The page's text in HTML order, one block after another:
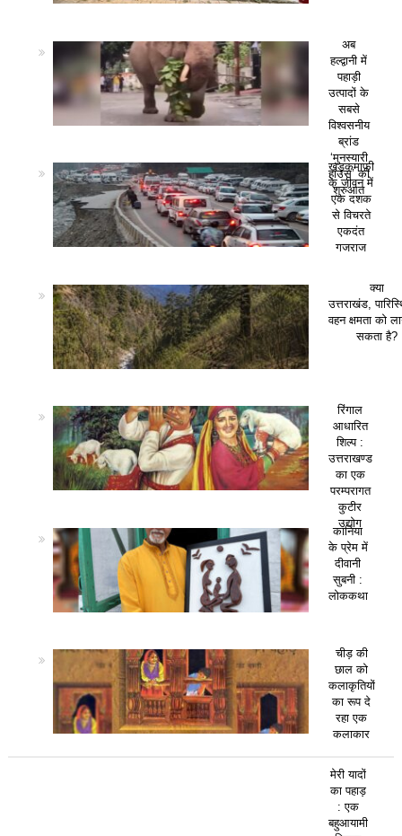
अब
हल्द्वानी में
पहाड़ी
उत्पादों के
सबसे
विश्वसनीय
ब्रांड
‘मुनस्यारी
हाउस’ की
शुरुआत
खड़कमाफी
के जीवन में
एक दशक
से विचरते
एकदंत
गजराज
क्या
उत्तराखंड,
वहन क्षमता को
सकता है?
रिंगाल
आधारित
शिल्प :
उत्तराखण्ड
का एक
परम्परागत
कुटीर
उद्योग
कानिया
के प्रेम में
दीवानी
सुबनी :
लोककथा
चीड़ की
छाल को
कलाकृतियों
का रूप दे
रहा एक
कलाकार
मेरी यादों
का पहाड़
: एक
बहुआयामी